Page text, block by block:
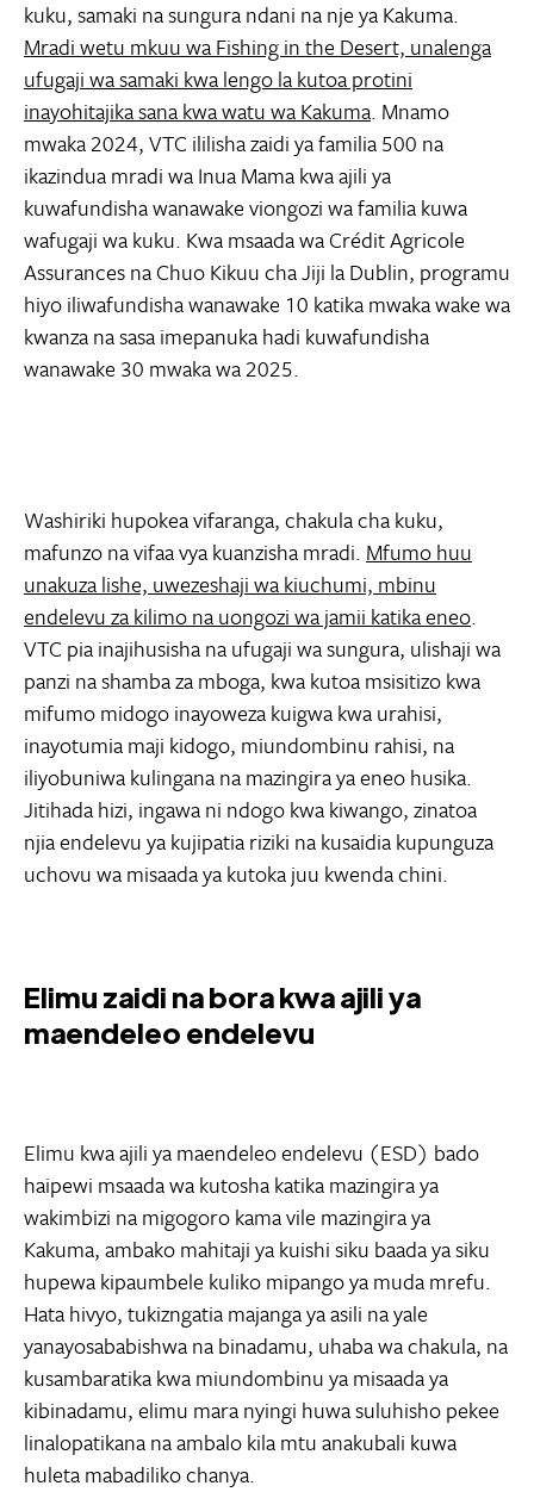
kuku, samaki na sungura ndani na nje ya Kakuma.
Mradi wetu mkuu wa Fishing in the Desert, unalenga
ufugaji wa samaki kwa lengo la kutoa protini
inayohitajika sana kwa watu wa Kakuma. Mnamo
mwaka 2024, VTC ililisha zaidi ya familia 500 na
ikazindua mradi wa Inua Mama kwa ajili ya
kuwafundisha wanawake viongozi wa familia kuwa
wafugaji wa kuku. Kwa msaada wa Crédit Agricole
Assurances na Chuo Kikuu cha Jiji la Dublin, programu
hiyo iliwafundisha wanawake 10 katika mwaka wake wa
kwanza na sasa imepanuka hadi kuwafundisha
wanawake 30 mwaka wa 2025.
Washiriki hupokea vifaranga, chakula cha kuku,
mafunzo na vifaa vya kuanzisha mradi. Mfumo huu
unakuza lishe, uwezeshaji wa kiuchumi, mbinu
endelevu za kilimo na uongozi wa jamii katika eneo.
VTC pia inajihusisha na ufugaji wa sungura, ulishaji wa
panzi na shamba za mboga, kwa kutoa msisitizo kwa
mifumo midogo inayoweza kuigwa kwa urahisi,
inayotumia maji kidogo, miundombinu rahisi, na
iliyobuniwa kulingana na mazingira ya eneo husika.
Jitihada hizi, ingawa ni ndogo kwa kiwango, zinatoa
njia endelevu ya kujipatia riziki na kusaidia kupunguza
uchovu wa misaada ya kutoka juu kwenda chini.
Elimu zaidi na bora kwa ajili ya
maendeleo endelevu
Elimu kwa ajili ya maendeleo endelevu (ESD) bado
haipewi msaada wa kutosha katika mazingira ya
wakimbizi na migogoro kama vile mazingira ya
Kakuma, ambako mahitaji ya kuishi siku baada ya siku
hupewa kipaumbele kuliko mipango ya muda mrefu.
Hata hivyo, tukizngatia majanga ya asili na yale
yanayosababishwa na binadamu, uhaba wa chakula, na
kusambaratika kwa miundombinu ya misaada ya
kibinadamu, elimu mara nyingi huwa suluhisho pekee
linalopatikana na ambalo kila mtu anakubali kuwa
huleta mabadiliko chanya.